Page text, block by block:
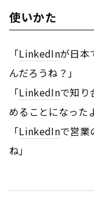
使いかた
「LinkedInが日本
んだろうね？」
「LinkedInで知り
めることになった
「LinkedInで営業
ね」